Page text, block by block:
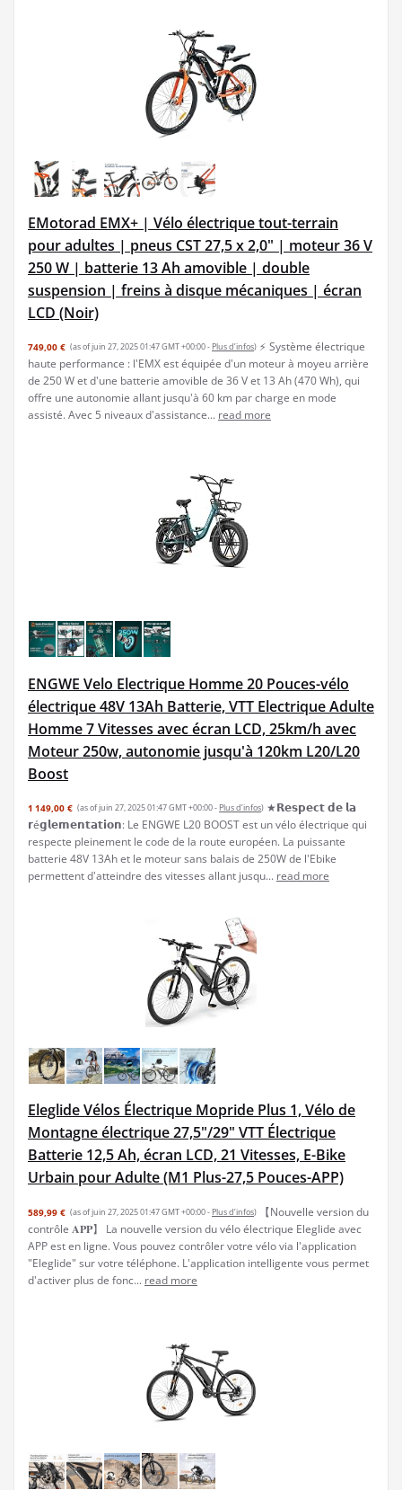
EMotorad EMX+ | Vélo électrique tout-terrain
pour adultes | pneus CST 27,5 x 2,0" | moteur 36 V
250 W | batterie 13 Ah amovible | double
suspension | freins à disque mécaniques | écran
LCD (Noir)
749,00 € (as of juin 27, 2025 01:47 GMT +00:00 - Plus d’infos) ⚡ Système électrique
haute performance : l'EMX est équipée d'un moteur à moyeu arrière
de 250 W et d'une batterie amovible de 36 V et 13 Ah (470 Wh), qui
offre une autonomie allant jusqu'à 60 km par charge en mode
assisté. Avec 5 niveaux d'assistance... read more
ENGWE Velo Electrique Homme 20 Pouces-vélo
électrique 48V 13Ah Batterie, VTT Electrique Adulte
Homme 7 Vitesses avec écran LCD, 25km/h avec
Moteur 250w, autonomie jusqu'à 120km L20/L20
Boost
1 149,00 € (as of juin 27, 2025 01:47 GMT +00:00 - Plus d’infos) ★𝗥𝗲𝘀𝗽𝗲𝗰𝘁 𝗱𝗲 𝗹𝗮
𝗿é𝗴𝗹𝗲𝗺𝗲𝗻𝘁𝗮𝘁𝗶𝗼𝗻: Le ENGWE L20 BOOST est un vélo électrique qui
respecte pleinement le code de la route européen. La puissante
batterie 48V 13Ah et le moteur sans balais de 250W de l'Ebike
permettent d'atteindre des vitesses allant jusqu... read more
Eleglide Vélos Électrique Mopride Plus 1, Vélo de
Montagne électrique 27,5"/29" VTT Électrique
Batterie 12,5 Ah, écran LCD, 21 Vitesses, E-Bike
Urbain pour Adulte (M1 Plus-27,5 Pouces-APP)
589,99 € (as of juin 27, 2025 01:47 GMT +00:00 - Plus d’infos)
【Nouvelle version du
contrôle 𝐀𝐏𝐏】 La nouvelle version du vélo électrique Eleglide avec
APP est en ligne. Vous pouvez contrôler votre vélo via l'application
"Eleglide" sur votre téléphone. L'application intelligente vous permet
d'activer plus de fonc... read more